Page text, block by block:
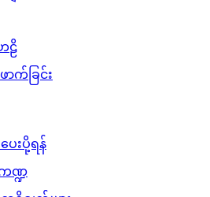
ဠိ
က်ခြင်း
ေးပို့ရန်
ဏ္ဍ